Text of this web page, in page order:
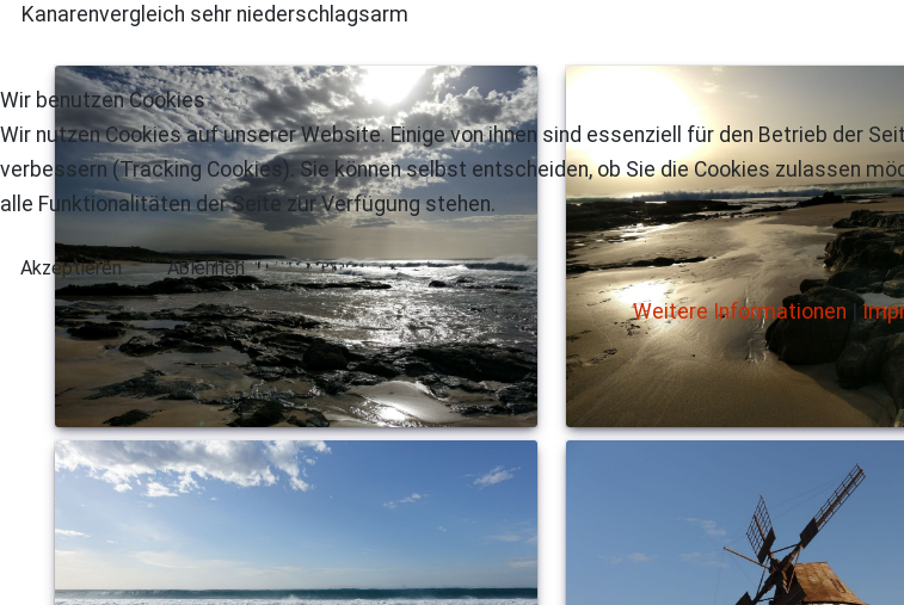
Kanarenvergleich sehr niederschlagsarm
Wir benutzen Cookies
Wir nutzen Cookies auf unserer Website. Einige von ihnen sind essenziell für den Betrieb der
verbessern (Tracking Cookies). Sie können selbst entscheiden, ob Sie die Cookies zulassen
alle Funktionalitäten der Seite zur Verfügung stehen.
Akzeptieren Ablehnen
Weitere Informationen